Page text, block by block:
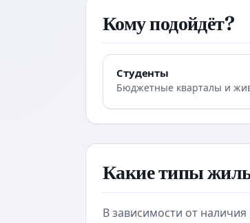
Кому подойдёт?
Студенты
Бюджетные кварталы и
Какие типы
В зависимости от